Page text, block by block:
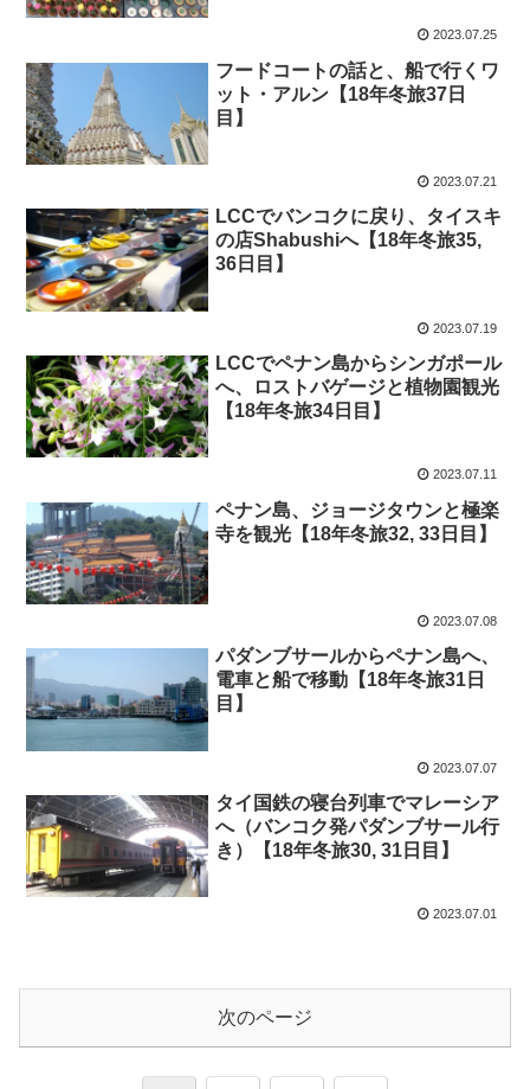
2023.07.25
フードコートの話と、船で行くワ
ット・アルン【18年冬旅37日
目】
2023.07.21
LCCでバンコクに戻り、タイスキ
の店Shabushiへ【18年冬旅35,
36日目】
2023.07.19
LCCでペナン島からシンガポール
へ、ロストバゲージと植物園観光
【18年冬旅34日目】
2023.07.11
ペナン島、ジョージタウンと極楽
寺を観光【18年冬旅32, 33日目】
2023.07.08
パダンブサールからペナン島へ、
電車と船で移動【18年冬旅31日
目】
2023.07.07
タイ国鉄の寝台列車でマレーシア
へ（バンコク発パダンブサール行
き）【18年冬旅30, 31日目】
2023.07.01
次のページ